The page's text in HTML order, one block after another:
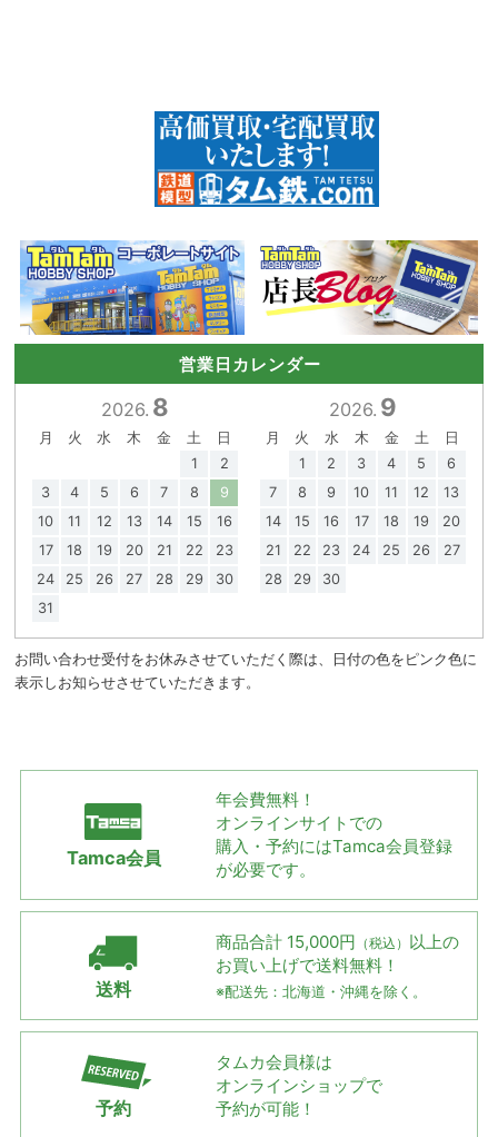
営業日カレンダー
2026. 8
月 火 水 木 金 土
日
1
2
3
4 5 6 7 8
9
10
11 12 13 14 15
16
17
18 19 20 21 22
23
24
25 26 27 28 29
30
31
2026. 9
月 火 水 木 金 土
日
1
2 3 4 5
6
7
8 9 10 11 12
13
14
15 16 17 18 19
20
21
22 23 24 25 26
27
28
29 30
お問い合わせ受付をお休みさせていただく際は、日付の色をピンク色に
表示しお知らせさせていただきます。
Tamca会員
年会費無料！
オンラインサイトでの
購入・予約にはTamca会員登録
が必要です。
送料
商品合計 15,000円 （税込） 以上の
お買い上げで送料無料！
※配送先：北海道・沖縄を除く。
予約
タムカ会員様は
オンラインショップで
予約が可能！